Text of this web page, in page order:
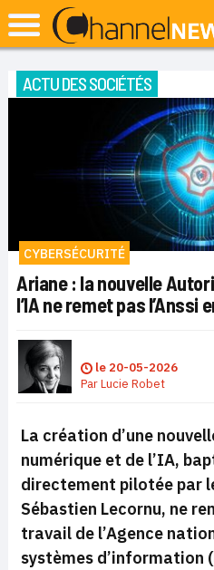
ACTU DES SOCIÉTÉS
CYBERSÉCURITÉ
Ariane : la nouvelle
l’IA ne remet pas l’Anssi
le 20-05-2026
ParLucie Robet
La création d’une
numérique et de l’IA,
directement pilotée par
Sébastien Lecornu, ne
travail de l’Agence
systèmes d’information